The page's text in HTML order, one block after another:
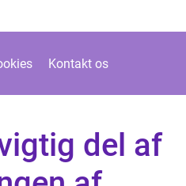
Kontakt os
del af